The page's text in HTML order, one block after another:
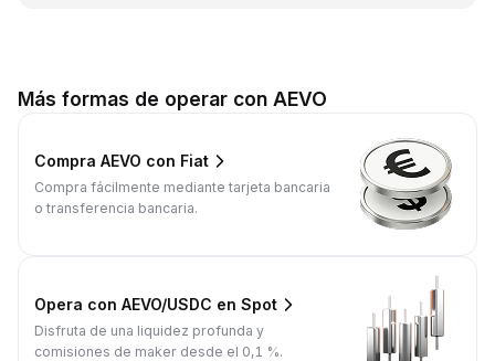
Más formas de operar con AEVO
Compra AEVO con Fiat
Compra fácilmente mediante tarjeta bancaria
o transferencia bancaria.
Opera con AEVO/USDC en Spot
Disfruta de una liquidez profunda y
comisiones de maker desde el 0,1 %.